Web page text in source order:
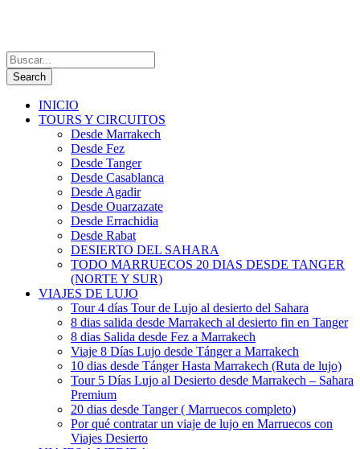
INICIO
TOURS Y CIRCUITOS
Desde Marrakech
Desde Fez
Desde Tanger
Desde Casablanca
Desde Agadir
Desde Ouarzazate
Desde Errachidia
Desde Rabat
DESIERTO DEL SAHARA
TODO MARRUECOS 20 DIAS DESDE TANGER
(NORTE Y SUR)
VIAJES DE LUJO
Tour 4 días Tour de Lujo al desierto del Sahara
8 dias salida desde Marrakech al desierto fin en Tanger
8 dias Salida desde Fez a Marrakech
Viaje 8 Días Lujo desde Tánger a Marrakech
10 dias desde Tánger Hasta Marrakech (Ruta de lujo)
Tour 5 Días Lujo al Desierto desde Marrakech – Sahara
Premium
20 dias desde Tanger ( Marruecos completo)
Por qué contratar un viaje de lujo en Marruecos con
Viajes Desierto